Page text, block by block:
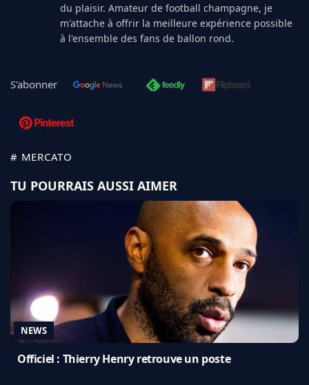
du plaisir. Amateur de football champagne, je
m'attache à offrir la meilleure expérience possible
à l'ensemble des fans de ballon rond.
S'abonner
# MERCATO
TU POURRAIS AUSSI AIMER
NEWS
Officiel : Thierry Henry retrouve un poste